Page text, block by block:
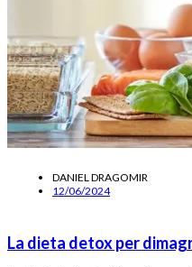
DANIEL DRAGOMIR
12/06/2024
La dieta detox per